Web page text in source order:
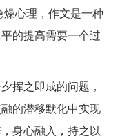
心理，作文是一种
的提高需要一个过
挥之即成的问题，
的潜移默化中实现
身心融入，持之以